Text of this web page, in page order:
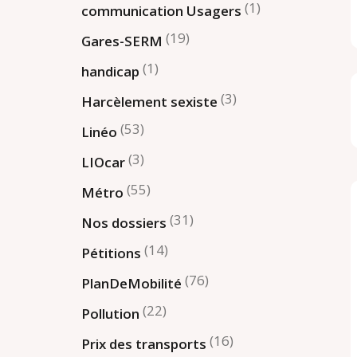
communication Usagers (1)
Gares-SERM (19)
handicap (1)
Harcèlement sexiste (3)
Linéo (53)
LIOcar(3)
Métro (55)
Nos dossiers (31)
Pétitions (14)
PlanDeMobilité (76)
Pollution (22)
Prix des transports (16)